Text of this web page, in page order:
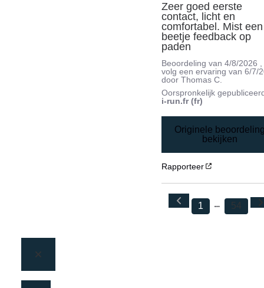
Zeer goed eerste
contact, licht en
comfortabel. Mist een
beetje feedback op
paden
Beoordeling van4/8/2026 ,
volg een ervaring van6/7/
doorThomas C.
Oorspronkelijk
i-run.fr (fr)
Originele
bekijken
Rapporteer
1 54